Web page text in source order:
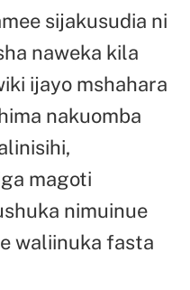
sijakusudia ni
naweka kila
ijayo mshahara
nakuomba
magoti
nimuinue
waliinuka fasta